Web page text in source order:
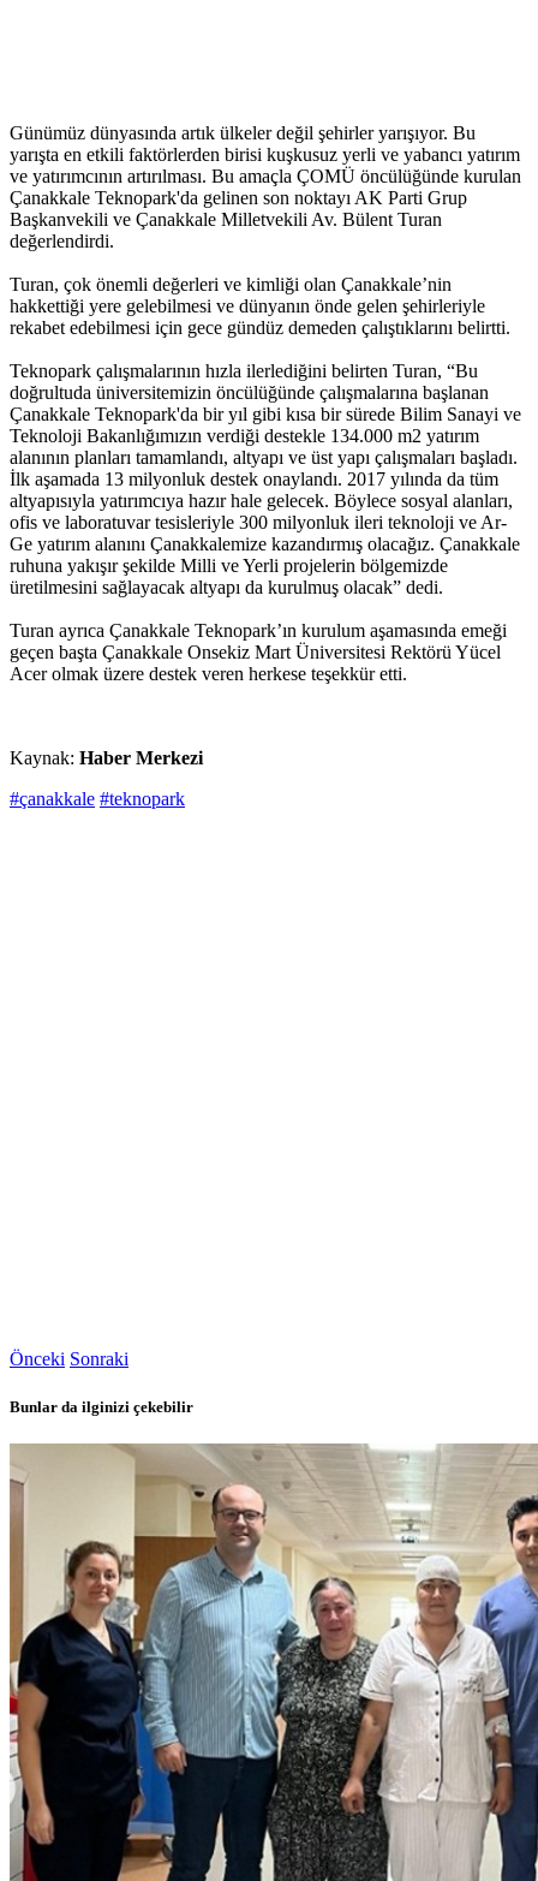
Günümüz dünyasında artık ülkeler değil şehirler yarışıyor. Bu
yarışta en etkili faktörlerden birisi kuşkusuz yerli ve yabancı yatırım
ve yatırımcının artırılması. Bu amaçla ÇOMÜ öncülüğünde kurulan
Çanakkale Teknopark'da gelinen son noktayı AK Parti Grup
Başkanvekili ve Çanakkale Milletvekili Av. Bülent Turan
değerlendirdi.
Turan, çok önemli değerleri ve kimliği olan Çanakkale’nin
hakkettiği yere gelebilmesi ve dünyanın önde gelen şehirleriyle
rekabet edebilmesi için gece gündüz demeden çalıştıklarını belirtti.
Teknopark çalışmalarının hızla ilerlediğini belirten Turan, “Bu
doğrultuda üniversitemizin öncülüğünde çalışmalarına başlanan
Çanakkale Teknopark'da bir yıl gibi kısa bir sürede Bilim Sanayi ve
Teknoloji Bakanlığımızın verdiği destekle 134.000 m2 yatırım
alanının planları tamamlandı, altyapı ve üst yapı çalışmaları başladı.
İlk aşamada 13 milyonluk destek onaylandı. 2017 yılında da tüm
altyapısıyla yatırımcıya hazır hale gelecek. Böylece sosyal alanları,
ofis ve laboratuvar tesisleriyle 300 milyonluk ileri teknoloji ve Ar-
Ge yatırım alanını Çanakkalemize kazandırmış olacağız. Çanakkale
ruhuna yakışır şekilde Milli ve Yerli projelerin bölgemizde
üretilmesini sağlayacak altyapı da kurulmuş olacak” dedi.
Turan ayrıca Çanakkale Teknopark’ın kurulum aşamasında emeği
geçen başta Çanakkale Onsekiz Mart Üniversitesi Rektörü Yücel
Acer olmak üzere destek veren herkese teşekkür etti.
Kaynak: Haber Merkezi
#çanakkale #teknopark
Önceki Sonraki
Bunlar da ilginizi çekebilir